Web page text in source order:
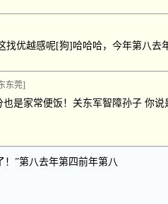
找优越感呢[狗]哈哈哈，今年第八去
东莞]
也是家常便饭！关东军智障孙子 你
！”第八去年第四前年第八